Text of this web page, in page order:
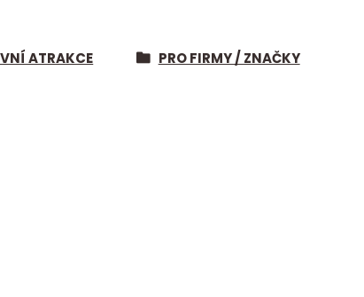
ATRAKCE
PRO FIRMY / ZNAČKY